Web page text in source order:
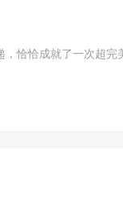
恰恰成就了一次超完